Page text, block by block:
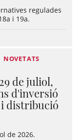
regulades
i 19a.
NOVETATS
de juliol,
d'inversió
distribució
de 2026.